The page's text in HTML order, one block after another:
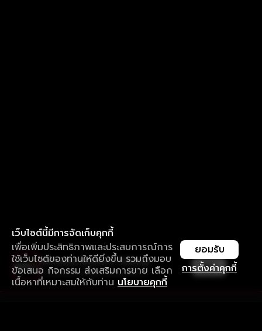
เว็บไซต์นี้มีการจัดเก็บคุกกี้
เพื่อเพิ่มประสิทธิภาพและประสบการณ์การ
ใช้เว็บไซต์ของท่านให้ดียิ่งขึ้น รวมถึงมอบ
ข้อเสนอ กิจกรรม ส่งเสริมการขาย เลือก
เนื้อหาที่เหมาะสมให้กับท่าน นโยบายคุกกี้
การตั้งค่าคุกกี้
ยอมรับ
ใช้งานแอป ลื่นไหลกว่า ไม่มีสะดุด
ดาวน์โหลดแอปเพื่อการรับชมที่ดีกว่า เปิด